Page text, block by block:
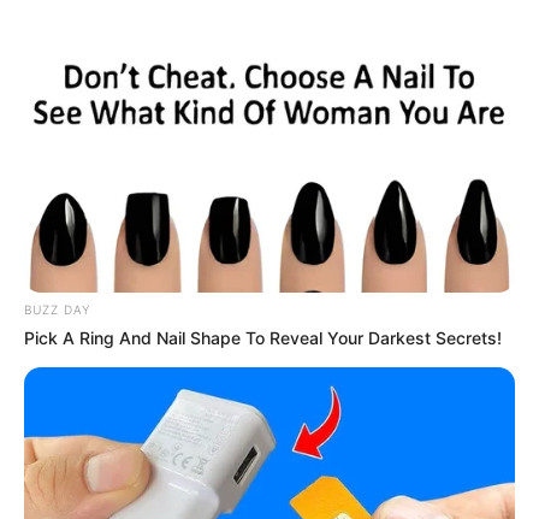
ΣΠΑΜΕ ΤΟ ΜΑΤΡΙΞ – ΤΟ ΒΙΒΛΙΟ
BUZZ DAY
Pick A Ring And Nail Shape To Reveal Your Darkest Secrets!